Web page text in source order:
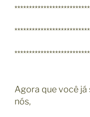
Agora que você
nós,